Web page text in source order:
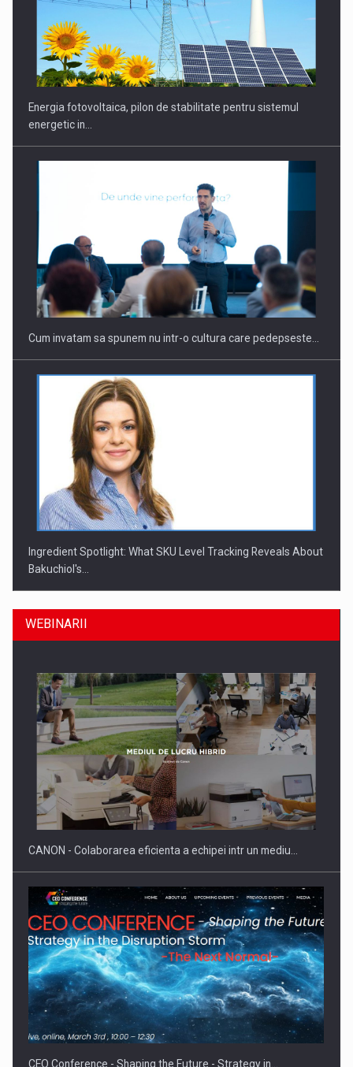
Energia fotovoltaica, pilon de stabilitate pentru sistemul
energetic in…
Cum invatam sa spunem nu intr-o cultura care pedepseste…
Ingredient Spotlight: What SKU Level Tracking Reveals About
Bakuchiol's…
Producatorii si comerciantii care nu se supun noilor
reglementari…
Proteinmaxxing and the Future of Protein Demand
WEBINARII
CANON - Colaborarea eficienta a echipei intr un mediu…
CEO Conference - Shaping the Future - Strategy in…